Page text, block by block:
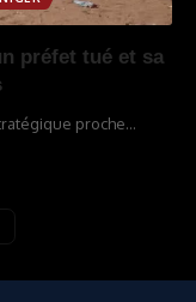
préfet tué et sa
proche…